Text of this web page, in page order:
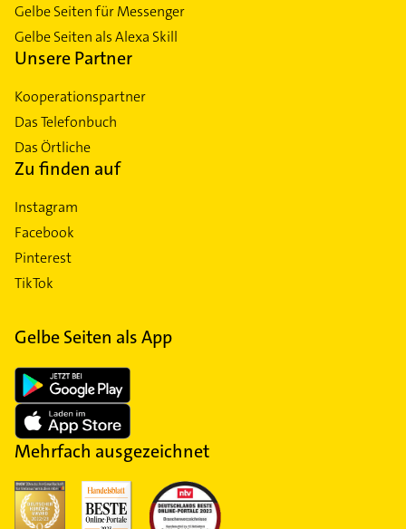
Gelbe Seiten für Messenger
Gelbe Seiten als Alexa Skill
Unsere Partner
Kooperationspartner
Das Telefonbuch
Das Örtliche
Zu finden auf
Instagram
Facebook
Pinterest
TikTok
Gelbe Seiten als App
Mehrfach ausgezeichnet